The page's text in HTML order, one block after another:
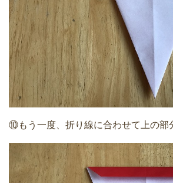
⑩もう一度、折り線に合わせて上の部